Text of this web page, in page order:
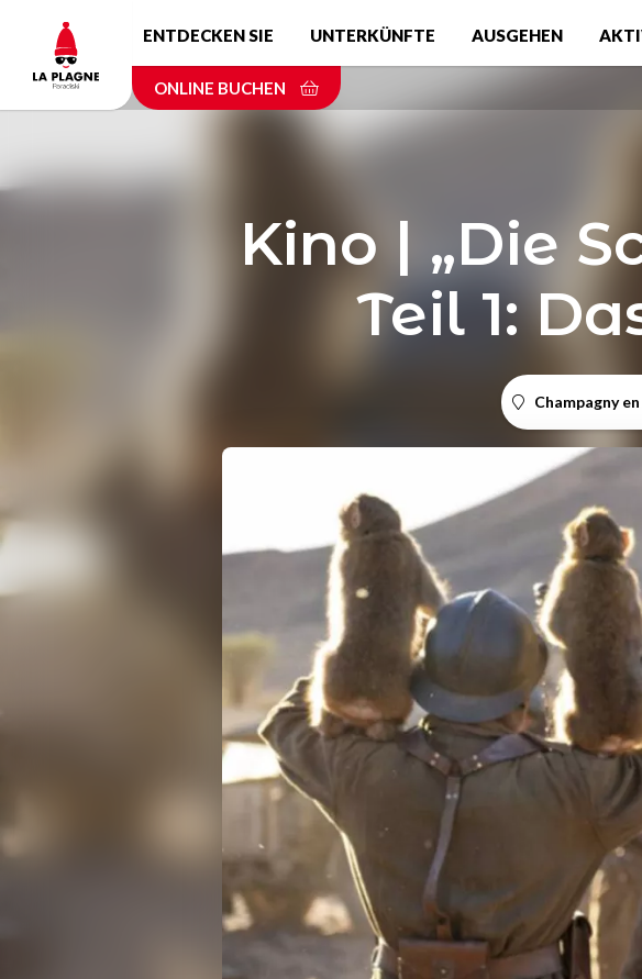
content
ENTDECKEN SIE UNTERKÜNFTE AUSGEHEN
ONLINE BUCHEN
Kino | „Die
Teil 1:
Champagny